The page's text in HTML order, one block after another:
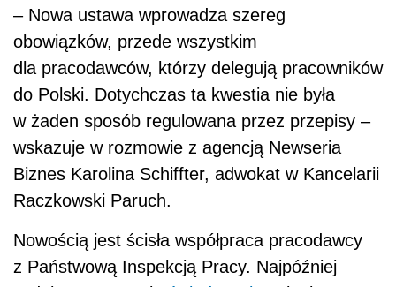
– Nowa ustawa wprowadza szereg
obowiązków, przede wszystkim
dla pracodawców, którzy delegują pracowników
do Polski. Dotychczas ta kwestia nie była
w żaden sposób regulowana przez przepisy –
wskazuje w rozmowie z agencją Newseria
Biznes Karolina Schiffter, adwokat w Kancelarii
Raczkowski Paruch.
Nowością jest ścisła współpraca pracodawcy
z Państwową Inspekcją Pracy. Najpóźniej